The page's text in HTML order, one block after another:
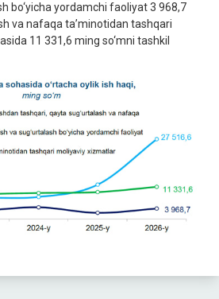
bo‘yicha yordamchi faoliyat 3 968,7
va nafaqa ta’minotidan tashqari
11 331,6 ming so‘mni tashkil